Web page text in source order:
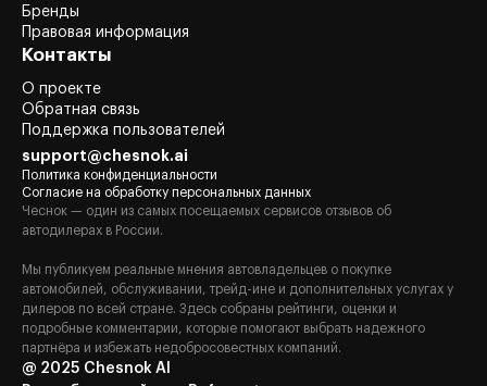
Бренды
Правовая информация
Контакты
О проекте
Обратная связь
Поддержка пользователей
support@chesnok.ai
Политика конфиденциальности
Согласие на обработку персональных данных
Чеснок — один из самых посещаемых сервисов отзывов об
автодилерах в России.
Мы публикуем реальные мнения автовладельцев о покупке
автомобилей, обслуживании, трейд-ине и дополнительных услугах у
дилеров по всей стране. Здесь собраны рейтинги, оценки и
подробные комментарии, которые помогают выбрать надежного
партнёра и избежать недобросовестных компаний.
@ 2025 Chesnok AI